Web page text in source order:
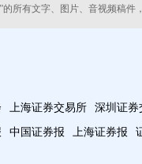
所有文字、图片、音视频稿件